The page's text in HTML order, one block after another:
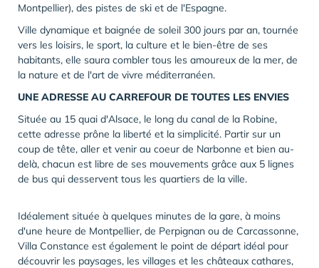
Montpellier), des pistes de ski et de l'Espagne.
Ville dynamique et baignée de soleil 300 jours par an, tournée
vers les loisirs, le sport, la culture et le bien-être de ses
habitants, elle saura combler tous les amoureux de la mer, de
la nature et de l'art de vivre méditerranéen.
UNE ADRESSE AU CARREFOUR DE TOUTES LES ENVIES
Située au 15 quai d'Alsace, le long du canal de la Robine,
cette adresse prône la liberté et la simplicité. Partir sur un
coup de tête, aller et venir au coeur de Narbonne et bien au-
delà, chacun est libre de ses mouvements grâce aux 5 lignes
de bus qui desservent tous les quartiers de la ville.
Idéalement située à quelques minutes de la gare, à moins
d'une heure de Montpellier, de Perpignan ou de Carcassonne,
Villa Constance est également le point de départ idéal pour
découvrir les paysages, les villages et les châteaux cathares,